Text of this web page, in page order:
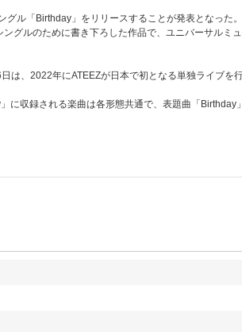
① 【ATEEZ JAPAN OFFICIAL FANCLUB
[当選人数] 福岡：合計60名
③団体お見送り会
ル「Birthday」をリリースすることが発表となった。
グルのために書き下ろした作品で、ユニバーサルミ
は、2022年にATEEZが日本で初となる単独ライブを
に収録される楽曲は各形態共通で、表題曲「